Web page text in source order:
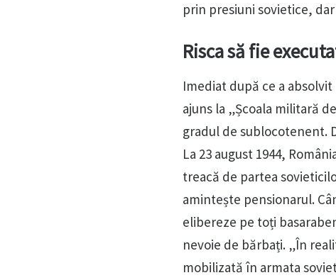
prin presiuni sovietice,
Risca să fie
Imediat după ce a
ajuns la „Școala militară
gradul de sublocotenent.
La 23 august 1944,
treacă de partea
amintește pensionarul.
elibereze pe toți
nevoie de bărbați. „În
mobilizată în armata